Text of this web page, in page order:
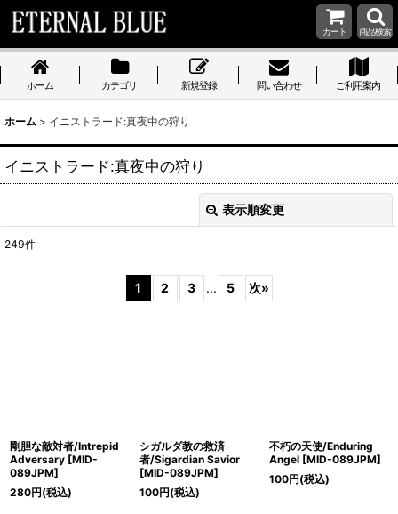
カート 商品検索
ホーム カテゴリ 新規登録 問い合わせ ご利用案内
ホーム > イニストラード:真夜中の狩り
イニストラード:真夜中の狩り
表示順変更
絞り込む
249件
1 2 3 ... 5 次»
剛胆な敵対者/Intrepid
Adversary [MID-
089JPM]
280円(税込)
シガルダ教の救済
者/Sigardian Savior
[MID-089JPM]
100円(税込)
不朽の天使/Enduring
Angel [MID-089JPM]
100円(税込)